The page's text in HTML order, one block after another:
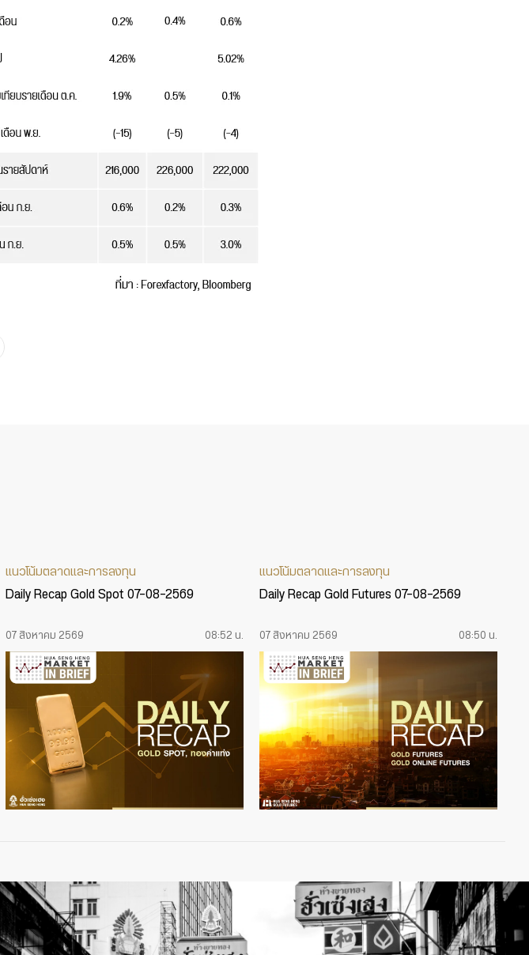
แนวโน้มตลาดและการลงทุน
Daily Recap Gold Spot 07-08-2569
07 สิงหาคม 2569 08:52 น.
แนวโน้มตลาดและการลงทุน
Daily Recap Gold Futures 07-08-2569
07 สิงหาคม 2569 08:50 น.